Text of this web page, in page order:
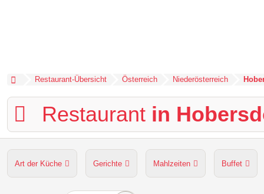
Restaurant-Übersicht Österreich Niederösterreich
Restaurant in
Art der Küche Gerichte Mahlzeiten Buffet